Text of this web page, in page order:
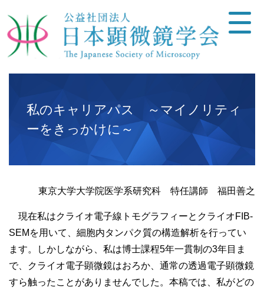
私のキャリアパス ～マイノリティ
ーをきっかけに～
東京大学大学院医学系研究科 特任講師 福田善之
現在私はクライオ電子線トモグラフィーとクライオFIB-
SEMを用いて、細胞内タンパク質の構造解析を行ってい
ます。しかしながら、私は博士課程5年一貫制の3年目ま
で、クライオ電子顕微鏡はおろか、通常の透過電子顕微鏡
すら触ったことがありませんでした。本稿では、私がどの